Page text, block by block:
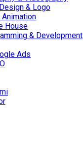
& Logo
Animation
House
& Development
Ads